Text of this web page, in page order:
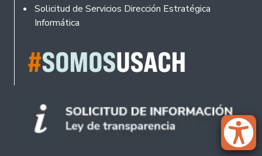
Solicitud de Servicios Dirección Estratégica
Informática